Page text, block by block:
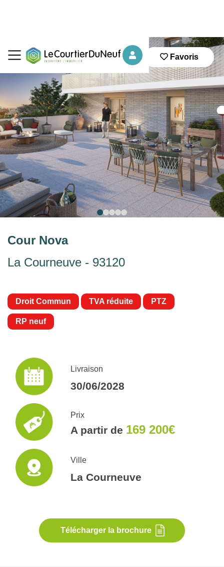
Favoris
Cour Nova
La Courneuve - 93120
Droit Commun TVA réduite PTZ
RP neuf
Livraison
30/06/2028
Prix
A partir de 169 200€
Ville
La Courneuve
Télécharger la brochure